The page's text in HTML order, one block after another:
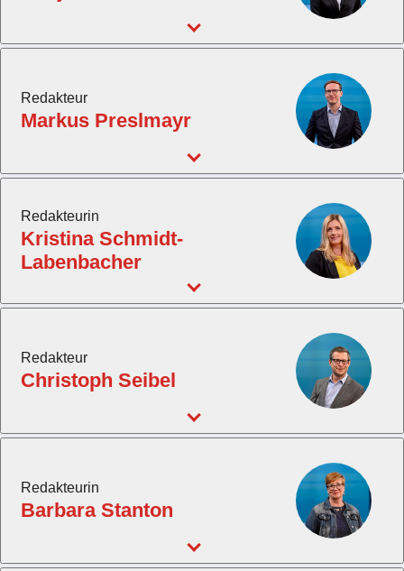
Redakteur
Markus Preslmayr
Redakteurin
Kristina Schmidt-
Labenbacher
Redakteur
Christoph Seibel
Redakteurin
Barbara Stanton